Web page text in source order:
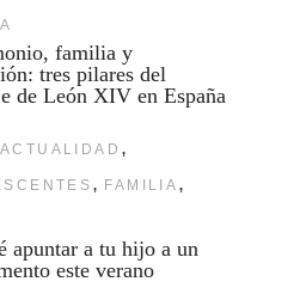
familia y
tres pilares del
de León XIV en España
ACTUALIDAD ,
, FAMILIA ,
apuntar a tu hijo a un
este verano